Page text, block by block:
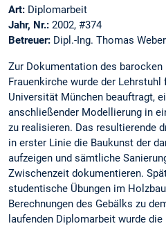
Art: Diplomarbeit
Jahr, Nr.: 2002, #374
Betreuer: Dipl.-Ing. Thomas
Zur Dokumentation des barocken
Frauenkirche wurde der
Universität München beauftragt,
anschließender Modellierung in
zu realisieren. Das resultierende
in erster Linie die Baukunst der
aufzeigen und sämtliche
Zwischenzeit dokumentieren.
studentische Übungen im
Berechnungen des Gebälks zu
laufenden Diplomarbeit wurde